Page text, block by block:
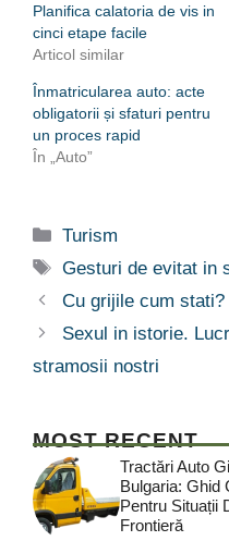
Planifica calatoria de vis in
cinci etape facile
Articol similar
Înmatricularea auto: acte
obligatorii și sfaturi pentru
un proces rapid
În „Auto”
Categorii
Turism
Etichete
Gesturi de evitat in
Cu grijile cum stati?
Sexul in istorie.
stramosii nostri
MOST RECENT
Tractări Auto
Bulgaria: Ghid
Pentru Situații
Frontieră